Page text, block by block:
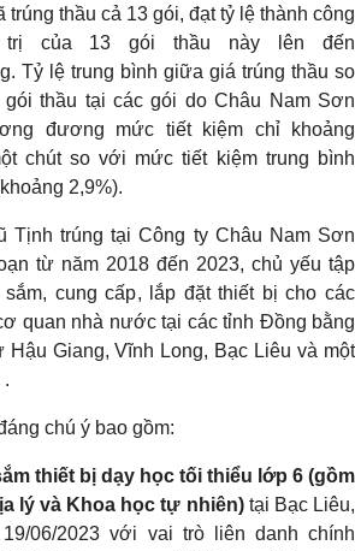
trúng thầu cả 13 gói, đạt tỷ lệ thành công
trị của 13 gói thầu này lên đến
Tỷ lệ trung bình giữa giá trúng thầu so
thầu tại các gói do Châu Nam Sơn
đương mức tiết kiệm chỉ khoảng
chút so với mức tiết kiệm trung bình
2,9%).
Tịnh trúng tại Công ty Châu Nam Sơn
từ năm 2018 đến 2023, chủ yếu tập
cung cấp, lắp đặt thiết bị cho các
quan nhà nước tại các tỉnh Đồng bằng
Giang, Vĩnh Long, Bạc Liêu và một
chú ý bao gồm:
thiết bị dạy học tối thiểu lớp 6 (gồm
lý và Khoa học tự nhiên)tại Bạc Liêu,
06/2023 với vai trò liên danh chính